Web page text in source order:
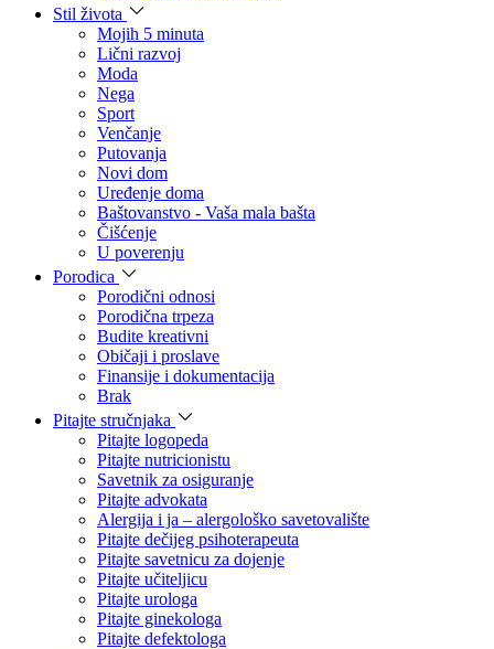
Stil života
Mojih 5 minuta
Lični razvoj
Moda
Nega
Sport
Venčanje
Putovanja
Novi dom
Uređenje doma
Baštovanstvo - Vaša mala bašta
Čišćenje
U poverenju
Porodica
Porodični odnosi
Porodična trpeza
Budite kreativni
Običaji i proslave
Finansije i dokumentacija
Brak
Pitajte stručnjaka
Pitajte logopeda
Pitajte nutricionistu
Savetnik za osiguranje
Pitajte advokata
Alergija i ja – alergološko savetovalište
Pitajte dečijeg psihoterapeuta
Pitajte savetnicu za dojenje
Pitajte učiteljicu
Pitajte urologa
Pitajte ginekologa
Pitajte defektologa